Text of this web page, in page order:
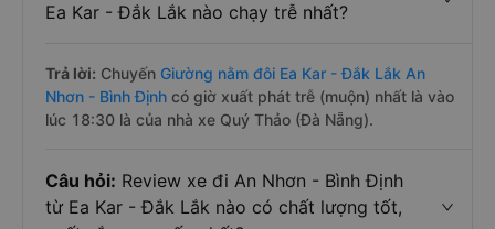
Ea Kar - Đắk Lắk nào chạy trễ nhất?
Trả lời: Chuyến Giường nằm đôi Ea Kar - Đắk Lắk An
Nhơn - Bình Định có giờ xuất phát trễ (muộn) nhất là vào
lúc 18:30 là của nhà xe Quý Thảo (Đà Nẵng).
Câu hỏi: Review xe đi An Nhơn - Bình Định
từ Ea Kar - Đắk Lắk nào có chất lượng tốt,